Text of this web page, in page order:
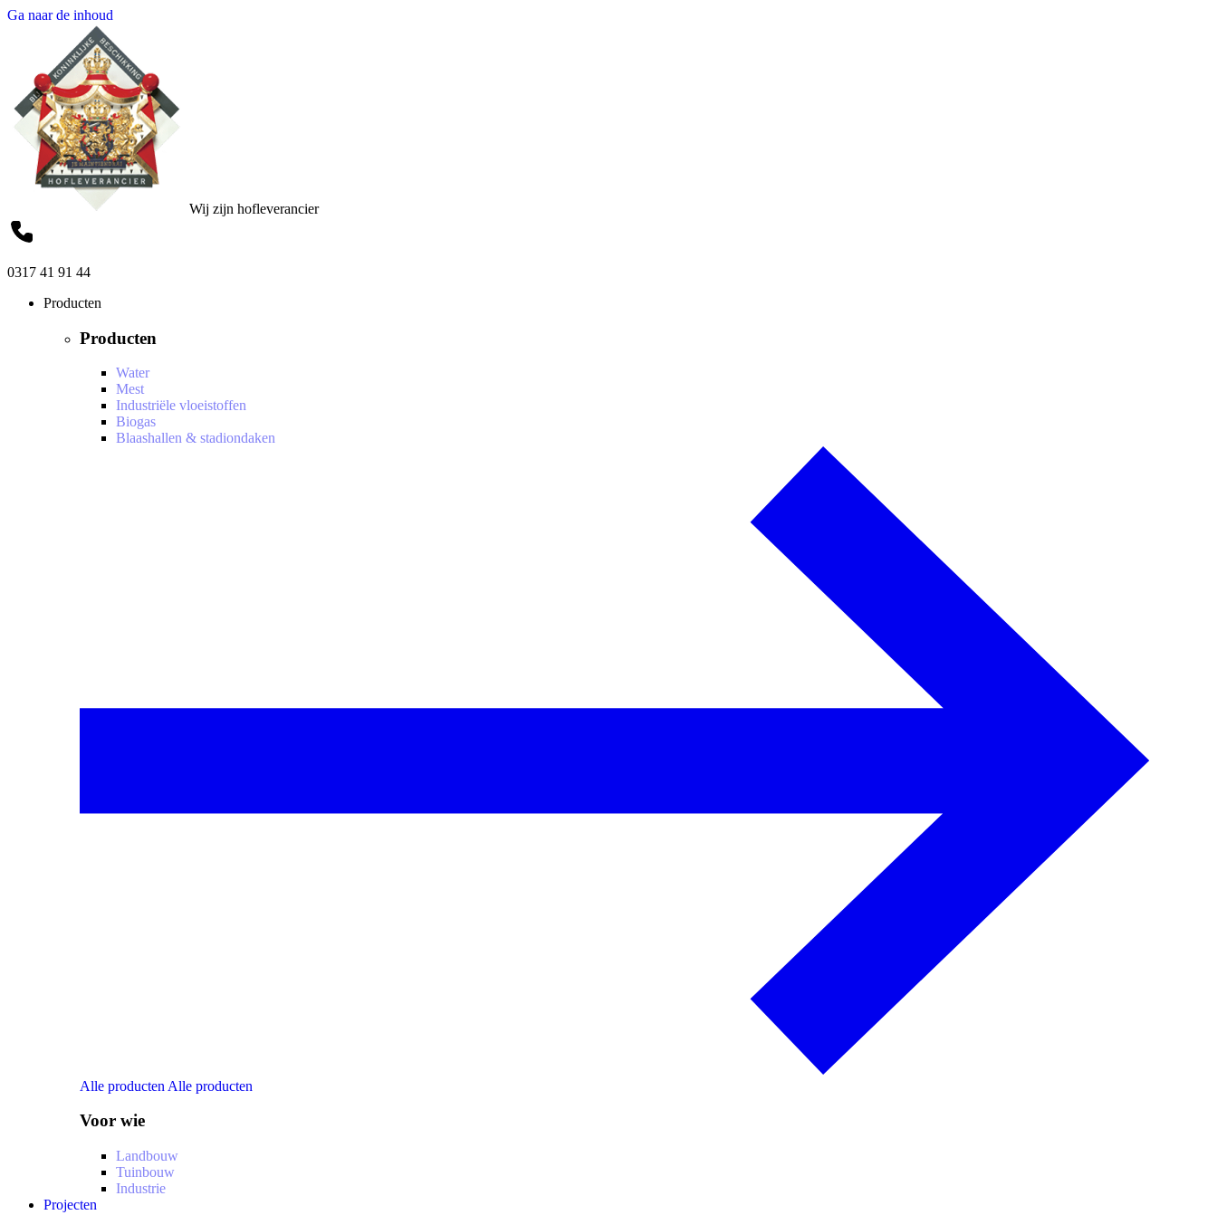
Ga naar de inhoud
Wij zijn hofleverancier
0317 41 91 44
Producten
Producten
Water
Mest
Industriële vloeistoffen
Biogas
Blaashallen & stadiondaken
Alle producten Alle producten
Voor wie
Landbouw
Tuinbouw
Industrie
Projecten